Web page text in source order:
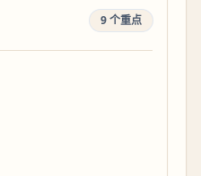
9 个重点